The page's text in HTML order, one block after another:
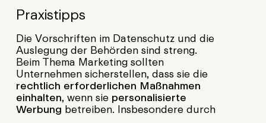
Praxistipps
Die Vorschriften im Datenschutz und die
Auslegung der Behörden sind streng.
Beim Thema Marketing sollten
Unternehmen sicherstellen, dass sie die
rechtlich erforderlichen Maßnahmen
einhalten, wenn sie personalisierte
Werbung betreiben. Insbesondere durch